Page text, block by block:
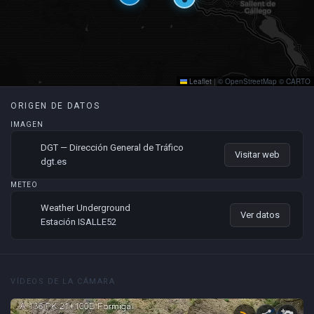
Leaflet | © OpenStreetMap © CARTO
ORIGEN DE DATOS
IMAGEN
DGT — Dirección General de Tráfico
dgt.es
Visitar web
METEO
Weather Underground
Estación ISALLE52
Ver datos
VÍDEOS DE LA CÁMARA